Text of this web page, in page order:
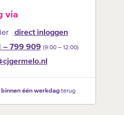
via
direct inloggen
– 799 909 (9:00 –‍ 12:00)
binnen één werkdagterug